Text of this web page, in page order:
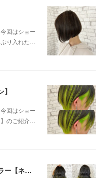
回はショー
り入れた…
回はショー
のご紹介…
パッと目を引くグラデーションカラー【ネオンイエロー】